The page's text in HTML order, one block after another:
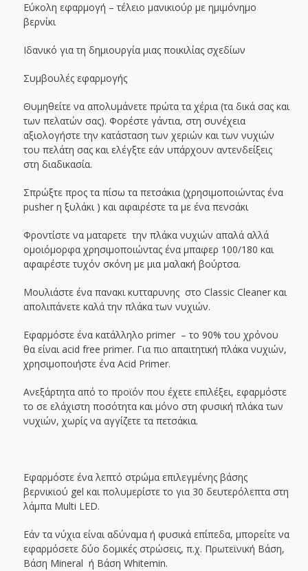
Εύκολη εφαρμογή – τέλειο μανικιούρ με ημιμόνημο
βερνίκι
Ιδανικό για τη δημιουργία μιας ποικιλίας σχεδίων
Συμβουλές εφαρμογής
Θυμηθείτε να απολυμάνετε πρώτα τα χέρια (τα δικά σας και
των πελατών σας). Φορέστε γάντια, στη συνέχεια
αξιολογήστε την κατάσταση των χεριών και των νυχιών
του πελάτη σας και ελέγξτε εάν υπάρχουν αντενδείξεις
στη διαδικασία.
Σπρώξτε προς τα πίσω τα πετσάκια (χρησιμοποιώντας ένα
pusher η ξυλάκι ) και αφαιρέστε τα με ένα πενσάκι
Φροντίστε να ματαρετε την πλάκα νυχιών απαλά αλλά
ομοιόμορφα χρησιμοποιώντας ένα μπαφερ 100/180 και
αφαιρέστε τυχόν σκόνη με μια μαλακή βούρτσα.
Μουλιάστε ένα πανακι κυτταρυνης στο Classic Cleaner και
απολιπάνετε καλά την πλάκα των νυχιών.
Εφαρμόστε ένα κατάλληλο primer – το 90% του χρόνου
θα είναι acid free primer. Για πιο απαιτητική πλάκα νυχιών,
χρησιμοποιήστε ένα Acid Primer.
Ανεξάρτητα από το προϊόν που έχετε επιλέξει, εφαρμόστε
το σε ελάχιστη ποσότητα και μόνο στη φυσική πλάκα των
νυχιών, χωρίς να αγγίζετε τα πετσάκια.
Εφαρμόστε ένα λεπτό στρώμα επιλεγμένης βάσης
βερνικιού gel και πολυμερίστε το για 30 δευτερόλεπτα στη
λάμπα Multi LED.
Εάν τα νύχια είναι αδύναμα ή φυσικά επίπεδα, μπορείτε να
εφαρμόσετε δύο δομικές στρώσεις, π.χ. Πρωτεϊνική Βάση,
Βάση Mineral ή Βάση Whitemin.